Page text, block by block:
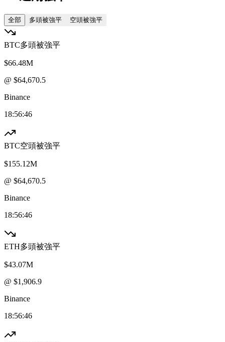
全部 多頭被強平 空頭被強平
BTC多頭被強平
$66.48M
@ $64,670.5
Binance
18:56:46
BTC空頭被強平
$155.12M
@ $64,670.5
Binance
18:56:46
ETH多頭被強平
$43.07M
@ $1,906.9
Binance
18:56:46